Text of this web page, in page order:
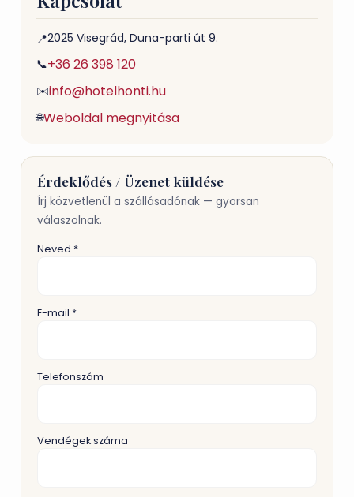
📍2025 Visegrád, Duna-parti út 9.
📞+36 26 398 120
✉️info@hotelhonti.hu
🌐Weboldal megnyitása
Érdeklődés / Üzenet küldése
Írj közvetlenül a szállásadónak — gyorsan
válaszolnak.
Neved *
E-mail *
Telefonszám
Vendégek száma